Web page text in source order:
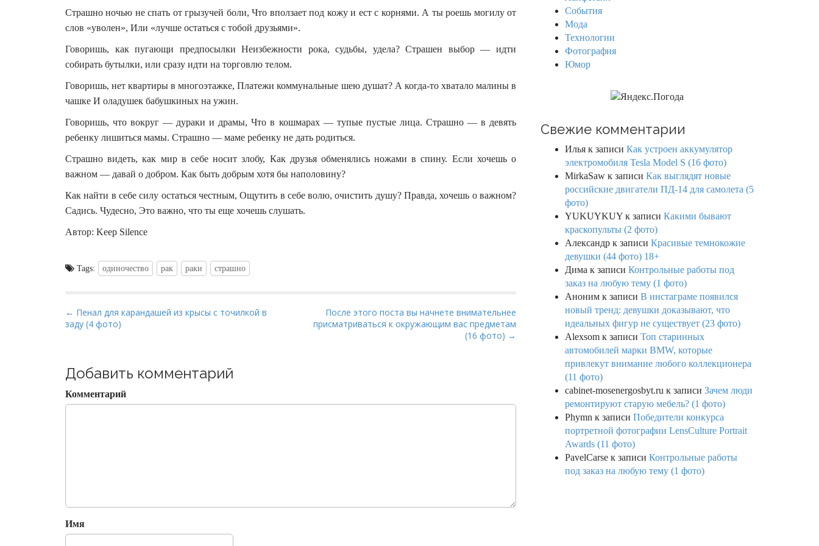
Страшно ночью не спать от грызучей боли, Что вползает под кожу и ест с корнями. А ты роешь могилу от
слов «уволен», Или «лучше остаться с тобой друзьями».
Говоришь, как пугающи предпосылки Неизбежности рока, судьбы, удела? Страшен выбор — идти
собирать бутылки, или сразу идти на торговлю телом.
Говоришь, нет квартиры в многоэтажке, Платежи коммунальные шею душат? А когда-то хватало малины в
чашке И оладушек бабушкиных на ужин.
Говоришь, что вокруг — дураки и драмы, Что в кошмарах — тупые пустые лица. Страшно — в девять
ребенку лишиться мамы. Страшно — маме ребенку не дать родиться.
Страшно видеть, как мир в себе носит злобу, Как друзья обменялись ножами в спину. Если хочешь о
важном — давай о добром. Как быть добрым хотя бы наполовину?
Как найти в себе силу остаться честным, Ощутить в себе волю, очистить душу? Правда, хочешь о важном?
Садись. Чудесно, Это важно, что ты еще хочешь слушать.
Автор: Keep Silence
Tags: одиночество рак раки страшно
P
o
n
a
v
o
n
← Пенал для карандашей из крысы с точилкой в
заду (4 фото)
После этого поста вы начнете внимательнее
присматриваться к окружающим вас предметам
(16 фото) →
Добавить комментарий
Комментарий
Имя
События
Мода
Технологии
Фотография
Юмор
Свежие комментарии
Илья к записи Как устроен аккумулятор
электромобиля Tesla Model S (16 фото)
MirkaSaw к записи Как выглядят новые
российские двигатели ПД-14 для самолета (5
фото)
YUKUYKUY к записи Какими бывают
краскопульты (2 фото)
Александр к записи Красивые темнокожие
девушки (44 фото) 18+
Дима к записи Контрольные работы под
заказ на любую тему (1 фото)
Аноним к записи В инстаграме появился
новый тренд: девушки доказывают, что
идеальных фигур не существует (23 фото)
Alexsom к записи Топ старинных
автомобилей марки BMW, которые
привлекут внимание любого коллекционера
(11 фото)
cabinet-mosenergosbyt.ru к записи Зачем люди
ремонтируют старую мебель? (1 фото)
Phymn к записи Победители конкурса
портретной фотографии LensCulture Portrait
Awards (11 фото)
PavelCarse к записи Контрольные работы
под заказ на любую тему (1 фото)